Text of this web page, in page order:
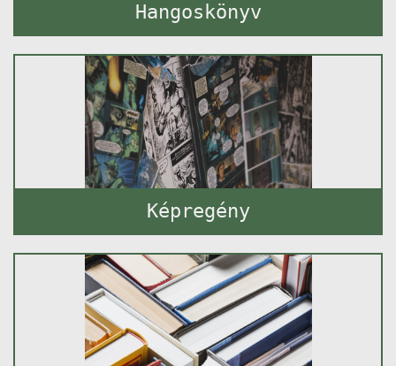
Hangoskönyv
Képregény